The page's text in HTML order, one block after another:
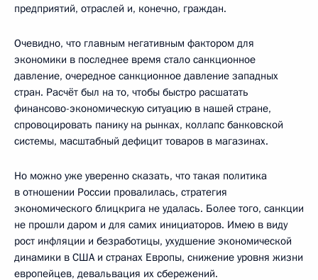
предприятий, отраслей и, конечно, граждан.
Очевидно, что главным негативным фактором для
экономики в последнее время стало санкционное
давление, очередное санкционное давление западных
стран. Расчёт был на то, чтобы быстро расшатать
финансово-экономическую ситуацию в нашей стране,
спровоцировать панику на рынках, коллапс банковской
системы, масштабный дефицит товаров в магазинах.
Но можно уже уверенно сказать, что такая политика
в отношении России провалилась, стратегия
экономического блицкрига не удалась. Более того, санкции
не прошли даром и для самих инициаторов. Имею в виду
рост инфляции и безработицы, ухудшение экономической
динамики в США и странах Европы, снижение уровня жизни
европейцев, девальвация их сбережений.